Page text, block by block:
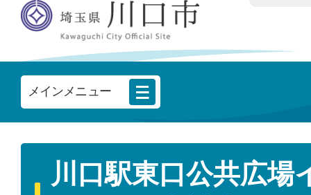
メインメニュー
川口駅東口公共広場